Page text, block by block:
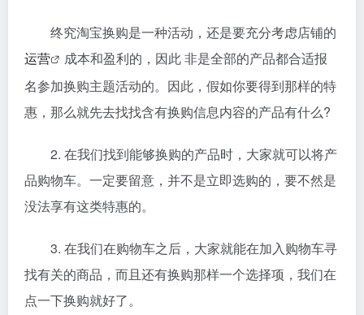
终究淘宝换购是一种活动，还是要充分考虑店铺的
运营
成本和盈利的，因此 非是全部的产品都合适报
名参加换购主题活动的。因此，假如你要得到那样的特
惠，那么就先去找找含有换购信息内容的产品有什么?
2. 在我们找到能够换购的产品时，大家就可以将产
品购物车。一定要留意，并不是立即选购的，要不然是
没法享有这类特惠的。
3. 在我们在购物车之后，大家就能在加入购物车寻
找有关的商品，而且还有换购那样一个选择项，我们在
点一下换购就好了。